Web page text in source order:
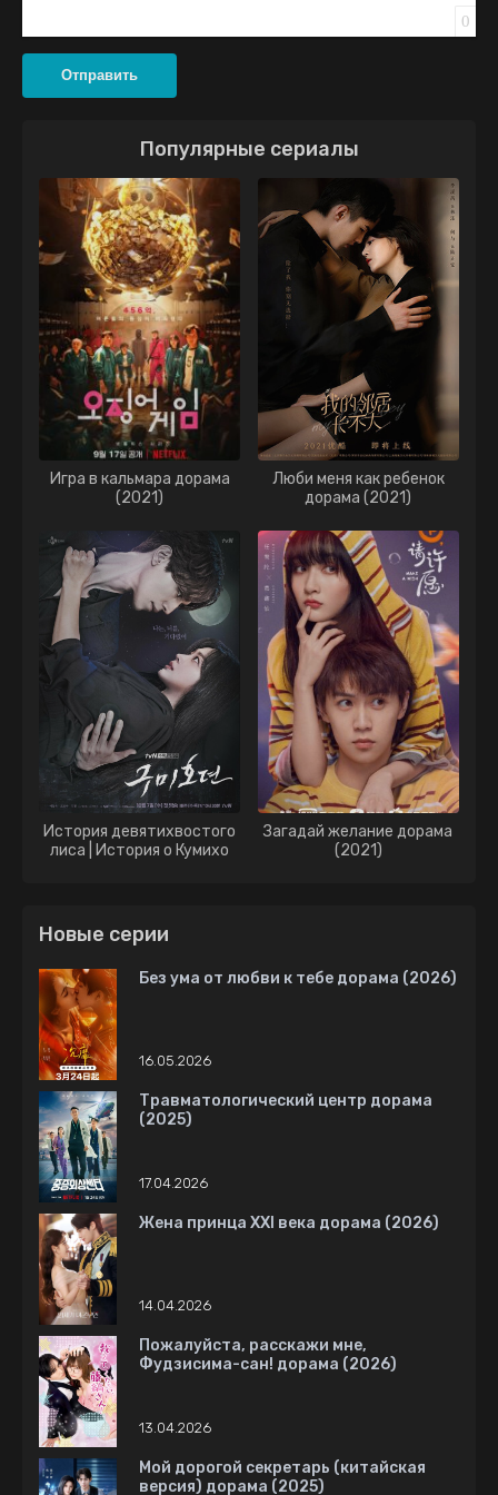
0
Отправить
Популярные сериалы
Игра в кальмара дорама
(2021)
Люби меня как ребенок
дорама (2021)
История девятихвостого
лиса | История о Кумихо
Загадай желание дорама
(2021)
Новые серии
Без ума от любви к тебе дорама (2026)
16.05.2026
Травматологический центр дорама
(2025)
17.04.2026
Жена принца XXI века дорама (2026)
14.04.2026
Пожалуйста, расскажи мне,
Фудзисима-сан! дорама (2026)
13.04.2026
Мой дорогой секретарь (китайская
версия) дорама (2025)